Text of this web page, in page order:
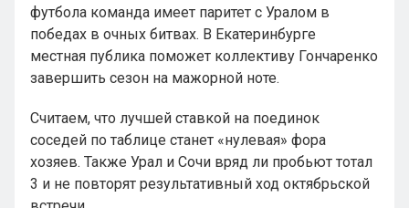
футбола команда имеет паритет с Уралом в
победах в очных битвах. В Екатеринбурге
местная публика поможет коллективу Гончаренко
завершить сезон на мажорной ноте.
Считаем, что лучшей ставкой на поединок
соседей по таблице станет «нулевая» фора
хозяев. Также Урал и Сочи вряд ли пробьют тотал
3 и не повторят результативный ход октябрьской